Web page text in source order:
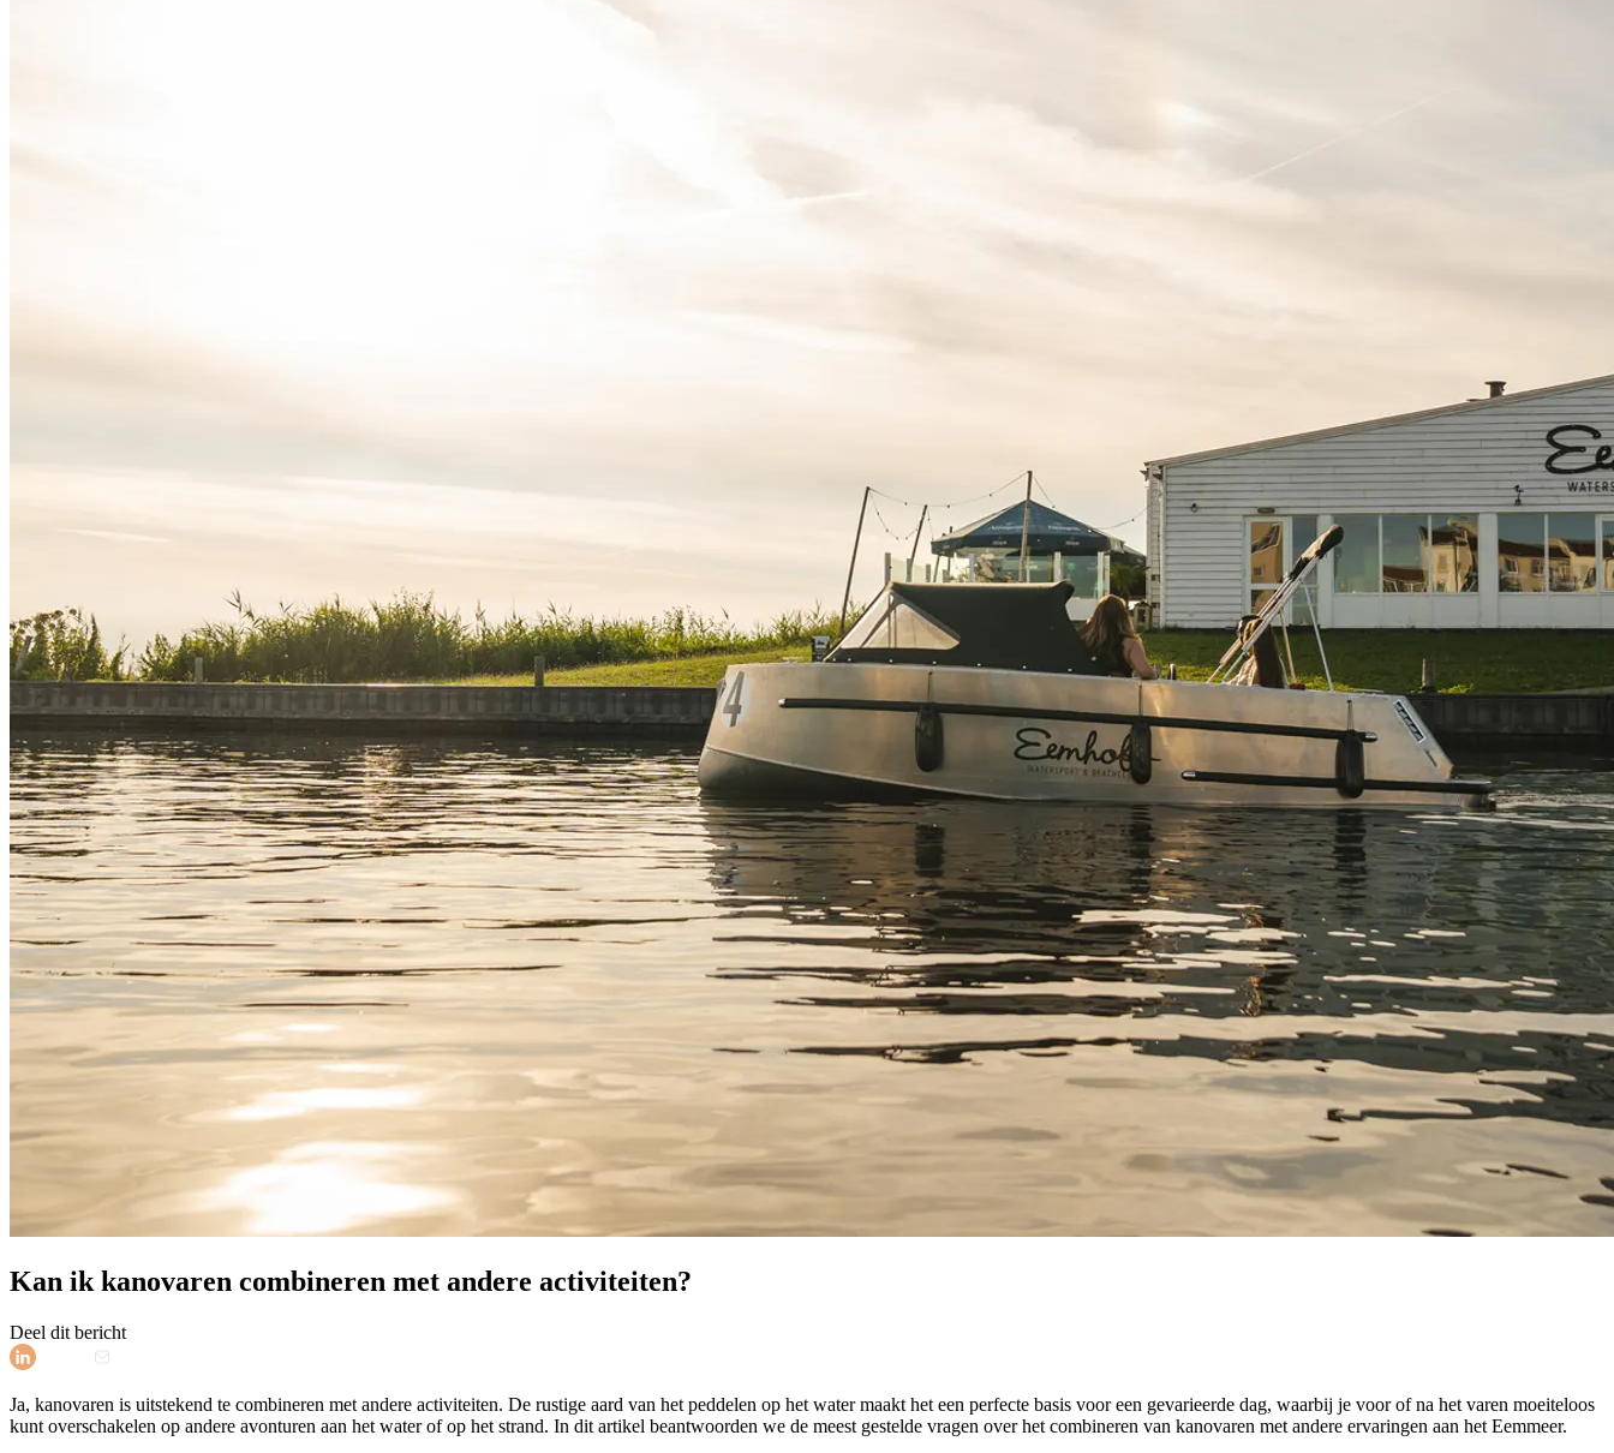
Kan ik kanovaren combineren met andere activiteiten?
Deel dit bericht
Ja, kanovaren is uitstekend te combineren met andere activiteiten. De rustige aard van het peddelen op het water maakt het een perfecte basis voor een gevarieerde dag, waarbij je voor of na het varen moeiteloos
kunt overschakelen op andere avonturen aan het water of op het strand. In dit artikel beantwoorden we de meest gestelde vragen over het combineren van kanovaren met andere ervaringen aan het Eemmeer.